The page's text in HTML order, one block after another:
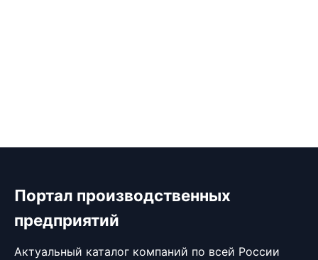
Портал производственных
предприятий
Актуальный каталог компаний по всей России